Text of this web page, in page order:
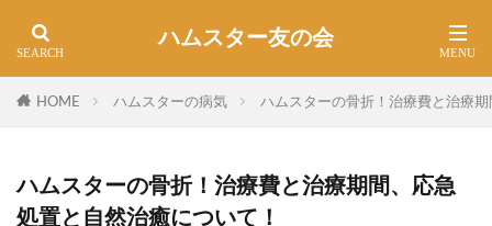
ハムスター友の会
HOME ハムスターの病気 ハムスターの骨折！治療費と治療
ハムスターの骨折！治療費と治療期間、応急
処置と自然治癒について！